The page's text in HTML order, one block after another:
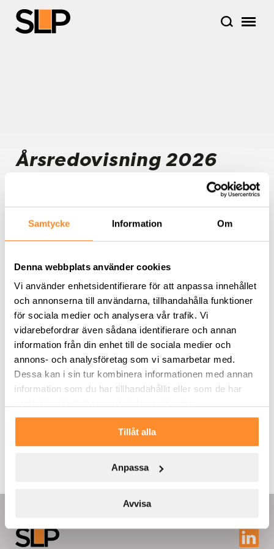
Samtycke Information Om
Denna webbplats använder cookies
Vi använder enhetsidentifierare för att anpassa innehållet
och annonserna till användarna, tillhandahålla funktioner
för sociala medier och analysera vår trafik. Vi
vidarebefordrar även sådana identifierare och annan
information från din enhet till de sociala medier och
annons- och analysföretag som vi samarbetar med.
Dessa kan i sin tur kombinera informationen med annan
information som du har tillhandahållit eller som de har
Tillåt alla
Anpassa
Avvisa
Årsredovisning 2026
Årsredovisning 2026